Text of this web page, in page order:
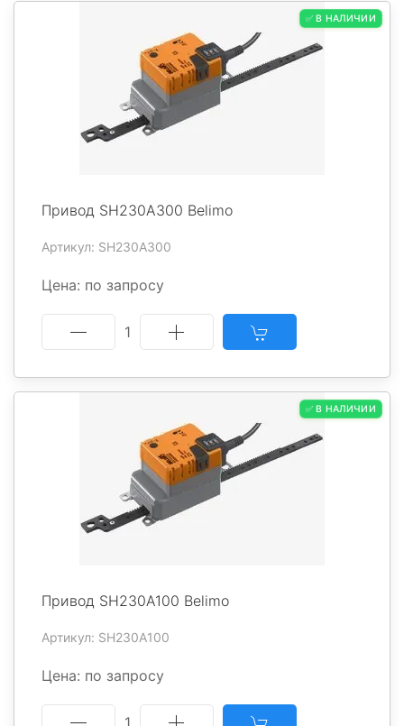
✅ В НАЛИЧИИ
Привод SH230A300 Belimo
Артикул: SH230A300
Цена: по запросу
1
✅ В НАЛИЧИИ
Привод SH230A100 Belimo
Артикул: SH230A100
Цена: по запросу
1